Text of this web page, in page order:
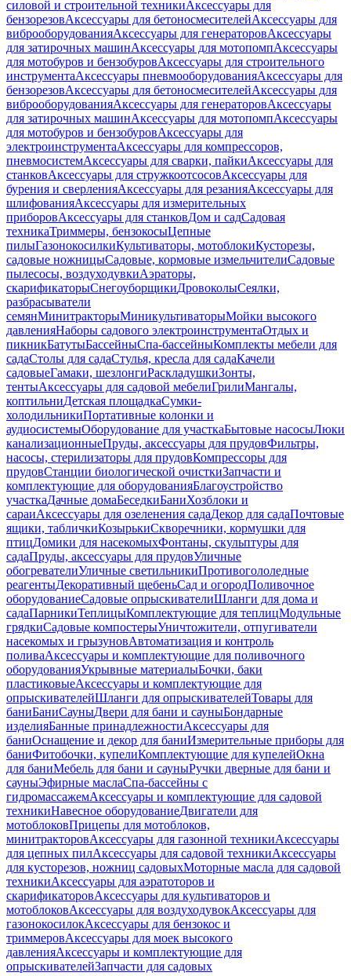
силовой и строительной техникиАксессуары для
бензорезовАксессуары для бетоносмесителейАксессуары для
виброоборудованияАксессуары для генераторовАксессуары
для затирочных машинАксессуары для мотопомпАксессуары
для мотобуров и бензобуровАксессуары для строительного
инструментаАксессуары пневмооборудованияАксессуары для
бензорезовАксессуары для бетоносмесителейАксессуары для
виброоборудованияАксессуары для генераторовАксессуары
для затирочных машинАксессуары для мотопомпАксессуары
для мотобуров и бензобуровАксессуары для
электроинструментаАксессуары для компрессоров,
пневмосистемАксессуары для сварки, пайкиАксессуары для
станковАксессуары для стружкоотсосовАксессуары для
бурения и сверленияАксессуары для резанияАксессуары для
шлифованияАксессуары для измерительных
приборовАксессуары для станковДом и садСадовая
техникаТриммеры, бензокосыЦепные
пилыГазонокосилкиКультиваторы, мотоблокиКусторезы,
садовые ножницыСадовые, кормовые измельчителиСадовые
пылесосы, воздуходувкиАэраторы,
скарификаторыСнегоуборщикиДровоколыСеялки,
разбрасыватели
семянМинитракторыМиникультиваторыМойки высокого
давленияНаборы садового электроинструментаОтдых и
пикникБатутыБассейныСпа-бассейныКомплекты мебели для
садаСтолы для садаСтулья, кресла для садаКачели
садовыеГамаки, шезлонгиРаскладушкиЗонты,
тентыАксессуары для садовой мебелиГрилиМангалы,
коптильниДетская площадкаСумки-
холодильникиПортативные колонки и
аудиосистемыОборудование для участкаБытовые насосыЛюки
канализационныеПруды, аксессуары для прудовФильтры,
насосы, стерилизаторы для прудовКомпрессоры для
прудовСтанции биологической очисткиЗапчасти и
комплектующие для оборудованияБлагоустройство
участкаДачные домаБеседкиБаниХозблоки и
сараиАксессуары для озеленения садаДекор для садаПочтовые
ящики, табличкиКозырькиСкворечники, кормушки для
птицДомики для насекомыхФонтаны, скульптуры для
садаПруды, аксессуары для прудовУличные
обогревателиУличные светильникиПротивогололедные
реагентыДекоративный щебеньСад и огородПоливочное
оборудованиеСадовые опрыскивателиШланги для дома и
садаПарникиТеплицыКомплектующие для теплицМодульные
грядкиСадовые компостерыУничтожители, отпугиватели
насекомых и грызуновАвтоматизация и контроль
поливаАксессуары и комплектующие для поливочного
оборудованияУкрывные материалыБочки, баки
пластиковыеАксессуары и комплектующие для
опрыскивателейШланги для опрыскивателейТовары для
баниБаниСауныДвери для бани и сауныБондарные
изделияБанные принадлежностиАксессуары для
баниОснащение и декор для баниИзмерительные приборы для
баниФитобочки, купелиКомплектующие для купелейОкна
для баниМебель для бани и сауныРучки дверные для бани и
сауныЭфирные маслаСпа-бассейны с
гидромассажемАксессуары и комплектующие для садовой
техникиНавесное оборудованиеДвигатели для
мотоблоковПрицепы для мотоблоков,
минитракторовАксессуары для газонной техникиАксессуары
для цепных пилАксессуары для садовой техникиАксессуары
для кусторезов, ножниц садовыхМоторные масла для садовой
техникиАксессуары для аэратоторов и
скарификаторовАксессуары для культиваторов и
мотоблоковАксессуары для воздуходувокАксессуары для
газонокосилокАксессуары для бензокос и
триммеровАксессуары для моек высокого
давленияАксессуары и комплектующие для
опрыскивателейЗапчасти для садовых